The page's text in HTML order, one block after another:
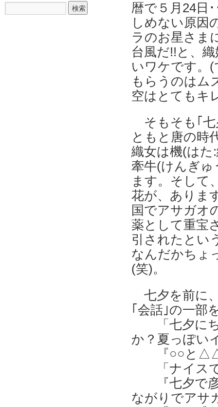
暦で５月24日
しめない原因
ラのお星さま
台風だ!!と、
いワケです。
もらうのはム
空はとてもキ
そもそも｢
ともと唐の時
織女は機(はた
牽牛(けんぎゅ
ます。そして
花が、ありま
国でアサガオ
薬として重宝
引されたとい
なんだかちょ
(笑)。
七夕を前に
｢会話｣の一部
「七夕に
か？夏っぽい
『○○と
「ナイス
『七夕で
ながりでアサ